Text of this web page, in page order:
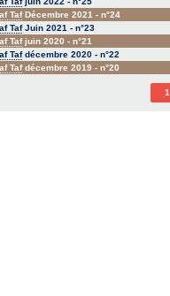
TafDécembre 2021 - n°24
TafJuin 2021 - n°23
Tafjuin 2020 - n°21
Tafdécembre 2020 - n°22
Tafdécembre 2019 - n°20
1